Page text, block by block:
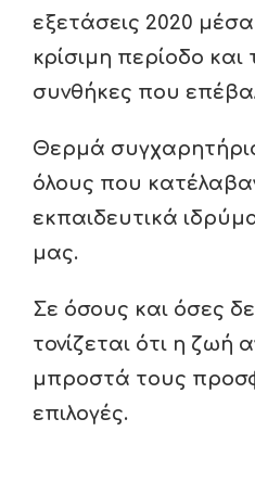
εξετάσεις 2020 μέσα
κρίσιμη περίοδο
συνθήκες που
Θερμά
όλους που
εκπαιδευτικά
μας.
Σε όσους και όσες
τονίζεται ότι η ζωή
μπροστά τους
επιλογές.